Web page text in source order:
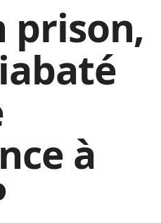
prison,
à